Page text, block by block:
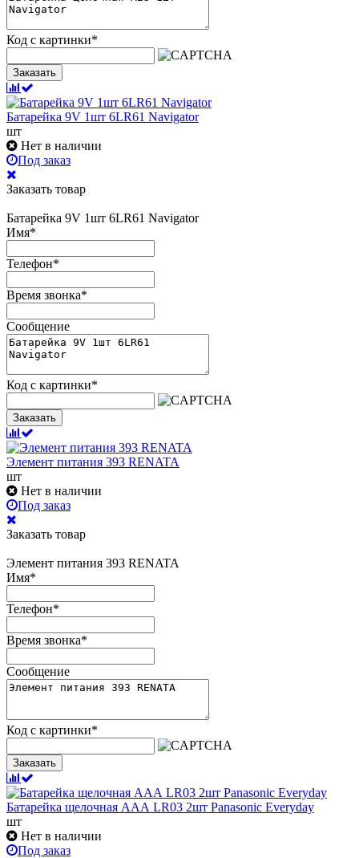
Код с картинки*
Заказать
Батарейка 9V 1шт 6LR61 Navigator
шт
Нет в наличии
Под заказ
Заказать товар
Батарейка 9V 1шт 6LR61 Navigator
Имя*
Телефон*
Время звонка*
Сообщение
Код с картинки*
Заказать
Элемент питания 393 RENATA
шт
Нет в наличии
Под заказ
Заказать товар
Элемент питания 393 RENATA
Имя*
Телефон*
Время звонка*
Сообщение
Код с картинки*
Заказать
Батарейка щелочная ААА LR03 2шт Panasonic Everyday
шт
Нет в наличии
Под заказ